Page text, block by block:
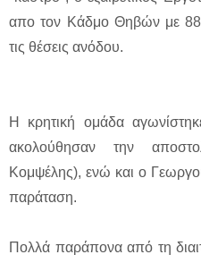
απο τον Κάδμο Θηβών με
τις θέσεις ανόδου.
Η κρητική ομάδα
ακολούθησαν την
Κομψέλης), ενώ και ο
παράταση.
Πολλά παράπονα από τη